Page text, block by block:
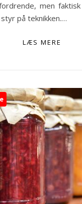
men
på teknikken.…
LÆS MERE